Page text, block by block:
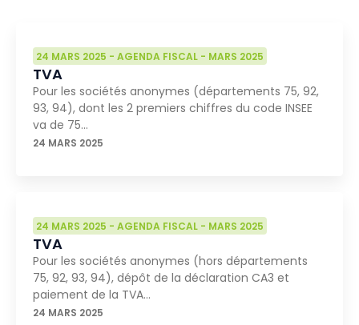
24 MARS 2025 - AGENDA FISCAL - MARS 2025
TVA
Pour les sociétés anonymes (départements 75, 92,
93, 94), dont les 2 premiers chiffres du code INSEE
va de 75…
24 MARS 2025
24 MARS 2025 - AGENDA FISCAL - MARS 2025
TVA
Pour les sociétés anonymes (hors départements
75, 92, 93, 94), dépôt de la déclaration CA3 et
paiement de la TVA…
24 MARS 2025